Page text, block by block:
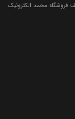
فروشگاه محمد الکترونیک